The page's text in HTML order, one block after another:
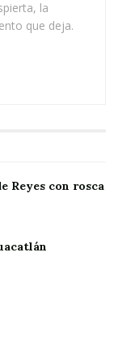
rosca y
el Instituto
– y no
en el
de
número 06
la
que deja.
Reyes con rosca